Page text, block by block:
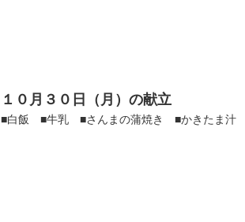
１０月３０日（月）の献立
■白飯 ■牛乳 ■さんまの蒲焼き ■かきたま汁